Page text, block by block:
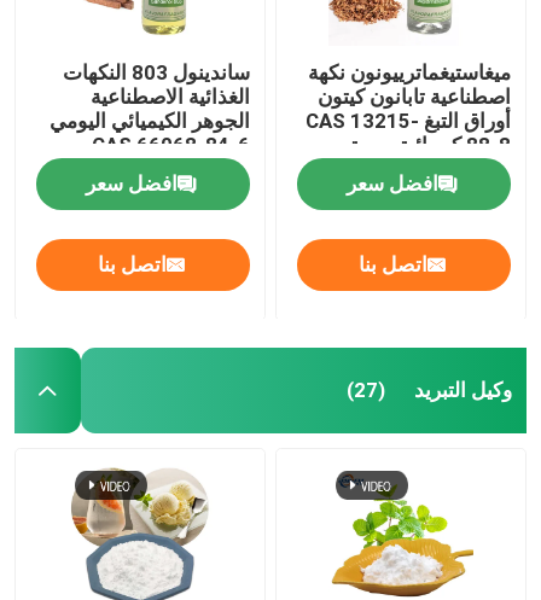
ميغاستيغماترييونون نكهة
اصطناعية تابانون كيتون
أوراق التبغ CAS 13215-
88-8 كيميائية يومية
افضل سعر
اتصل بنا
ساندينول 803 النكهات
الغذائية الاصطناعية
الجوهر الكيميائي اليومي
CAS 66068-84-6
افضل سعر
اتصل بنا
وكيل التبريد (27)